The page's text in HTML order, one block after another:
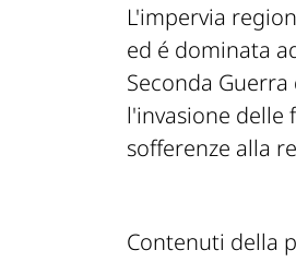
L'impervia
ed é dominata
Seconda
l'invasione delle
sofferenze alla
Contenuti della